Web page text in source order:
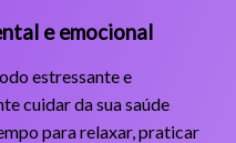
e emocional
estressante e
cuidar da sua saúde
para relaxar, praticar